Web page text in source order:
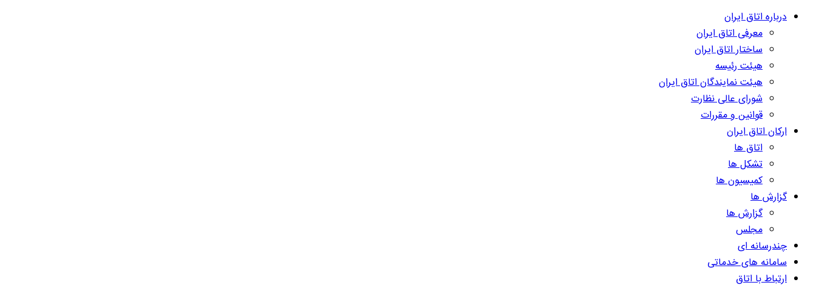
درباره اتاق ایران
معرفی اتاق ایران
ساختار اتاق ایران
هیئت رئیسه
هیئت نمایندگان اتاق ایران
شورای عالی نظارت
قوانین و مقررات
ارکان اتاق ایران
اتاق ها
تشکل ها
کمیسیون ها
گزارش ها
گزارش ها
مجلس
چندرسانه ای
سامانه های خدماتی
ارتباط با اتاق